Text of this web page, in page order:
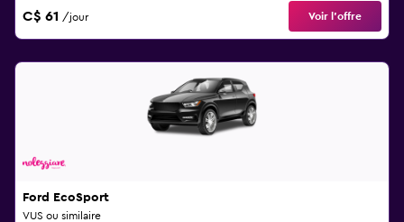
C$ 61 /jour Voir l’offre
Ford EcoSport
VUS ou similaire